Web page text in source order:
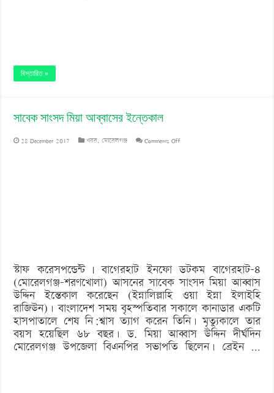
বিস্তারিত »
সাবেক সাংসদ মিয়া আব্বাসের ইন্তেকাল
28 December 2017 খবর,মোরেলগঞ্জ Comments Offon
স্টাফ করেসপন্ডেন্ট | বাগেরহাট ইনফো ডটকম বাগেরহাট-৪
(মোরেলগঞ্জ-শরণখোলা) আসনের সাবেক সাংসদ মিয়া আব্বাস
উদ্দিন ইন্তেকাল করেছেন (ইন্নালিল্লাহি ওয়া ইন্না ইলাইহি
রাজিউন)। বাংলাদেশ সময় বৃহস্পতিবার সকালে কানাডার একটি
হাসপাতালে শেষ নি:শ্বাস ত্যাগ করেন তিনি। মৃত্যুকালে তার
বয়স হয়েছিল ৬৮ বছর। ড. মিয়া আব্বাস উদ্দিন দীর্ঘদিন
মোরেলগঞ্জ উপজেলা বিএনপির সভাপতি ছিলেন। ব্রেইন …